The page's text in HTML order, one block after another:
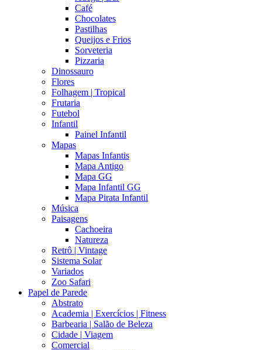
Café
Chocolates
Pastilhas
Queijos e Frios
Sorveteria
Pizzaria
Dinossauro
Flores
Folhagem | Tropical
Frutaria
Futebol
Infantil
Painel Infantil
Mapas
Mapas Infantis
Mapa Antigo
Mapa GG
Mapa Infantil GG
Mapa Pirata Infantil
Música
Paisagens
Cachoeira
Natureza
Retrô | Vintage
Sistema Solar
Variados
Zoo Safari
Papel de Parede
Abstrato
Academia | Exercícios | Fitness
Barbearia | Salão de Beleza
Cidade | Viagem
Comercial